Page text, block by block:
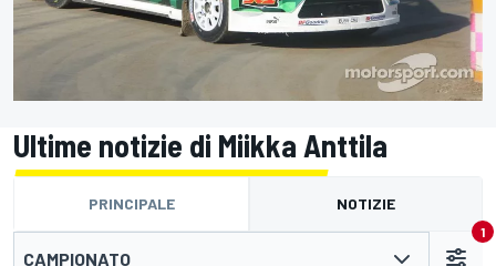
Ultime notizie di Miikka Anttila
PRINCIPALE NOTIZIE
CAMPIONATO
1